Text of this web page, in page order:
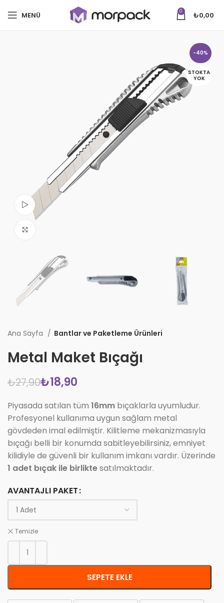
MENÜ 0 ₺0,00
-40%
STOKTA
YOK
Videoyu izle
Ana Sayfa Bantlar ve Paketleme Ürünleri
Metal Maket Bıçağı
₺27,90₺18,90
Piyasada satılan tüm 16mm bıçaklarla uyumludur.
Profesyonel kullanıma uygun sağlam metal
gövdeden imal edilmiştir. Kilitleme mekanizmasıyla
bıçağı belli bir konumda sabitleyebilirsiniz, emniyet
kilidiyle de güvenli bir kullanım imkanı vardır. Üzerinde
1 adet bıçak ile birliktesatılmaktadır.
AVANTAJLI PAKET
Temizle
SEPETE EKLE